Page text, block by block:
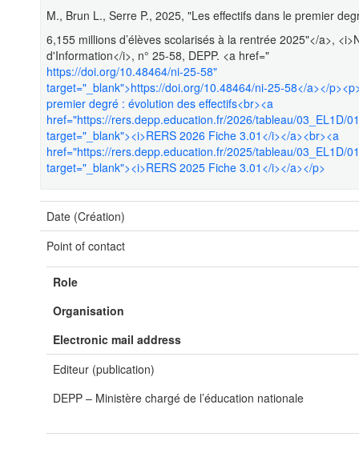
M., Brun L., Serre P., 2025, "Les effectifs dans le premier
6,155 millions d’élèves scolarisés à la rentrée 2025"</a>,
d'Information</i>, n° 25-58, DEPP. <a href="
https://doi.org/10.48464/ni-25-58"
target="_blank">https://doi.org/10.48464/ni-25-58</a></
premier degré : évolution des effectifs<br><a
href="https://rers.depp.education.fr/2026/tableau/03_EL1D/
target="_blank"><i>RERS 2026 Fiche 3.01</i></a><br><a
href="https://rers.depp.education.fr/2025/tableau/03_EL1D/
target="_blank"><i>RERS 2025 Fiche 3.01</i></a></p>
Date (Création)
Point of contact
Role
Organisation
Electronic mail address
Editeur (publication)
DEPP – Ministère chargé de l’éducation nationale